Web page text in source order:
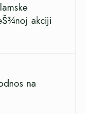
akciji
na